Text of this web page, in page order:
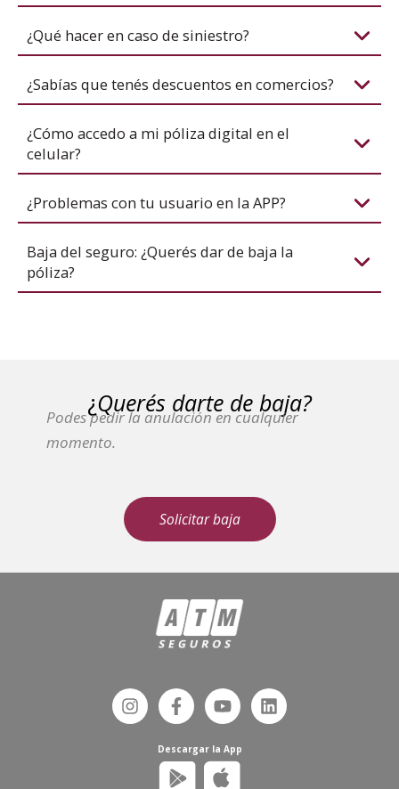
¿Qué hacer en caso de siniestro?
¿Sabías que tenés descuentos en comercios?
¿Cómo accedo a mi póliza digital en el
celular?
¿Problemas con tu usuario en la APP?
Baja del seguro: ¿Querés dar de baja la
póliza?
¿Querés darte de baja?
Podes pedir la anulación en cualquier
momento.
Solicitar baja
Descargar la App